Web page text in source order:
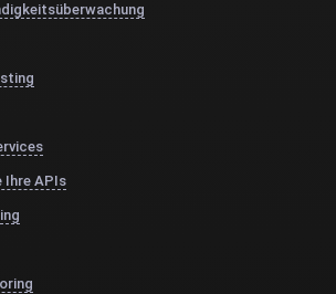
Ihre APIs